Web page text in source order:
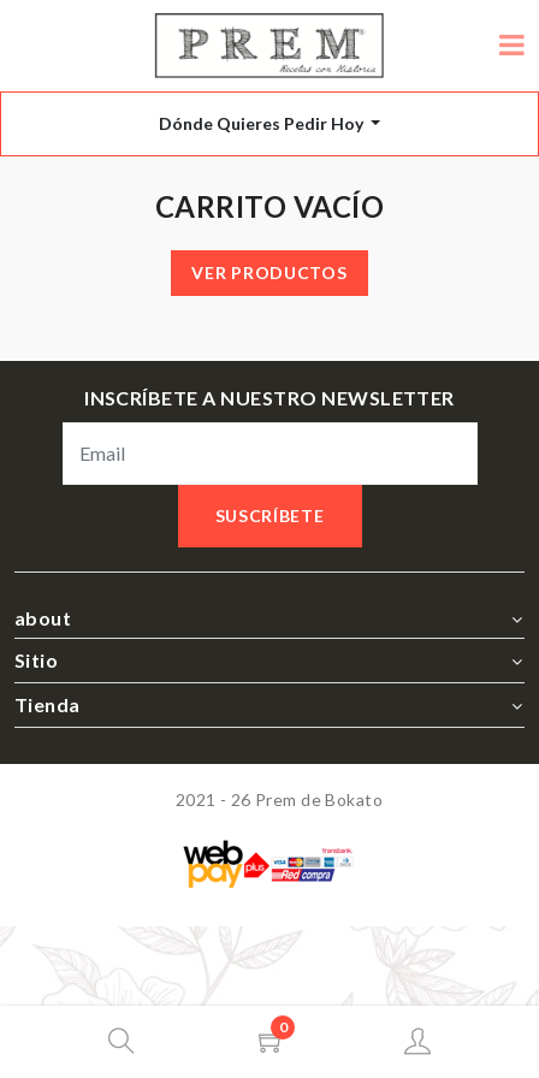
Dónde Quieres Pedir Hoy
0
CARRITO VACÍO
VER PRODUCTOS
INSCRÍBETE A NUESTRO NEWSLETTER
SUSCRÍBETE
about
Sitio
Tienda
2021 - 26 Prem de Bokato